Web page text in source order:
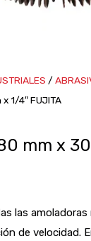
/
1/4″ FUJITA
mm x
las
de velocidad.